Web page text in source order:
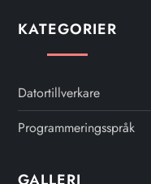
KATEGORIER
Datortillverkare
Programmeringsspråk